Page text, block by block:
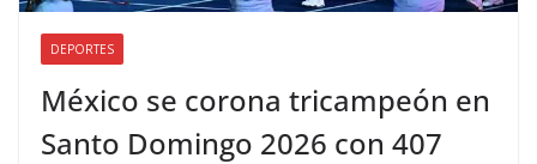
DEPORTES
México se corona tricampeón en
Santo Domingo 2026 con 407